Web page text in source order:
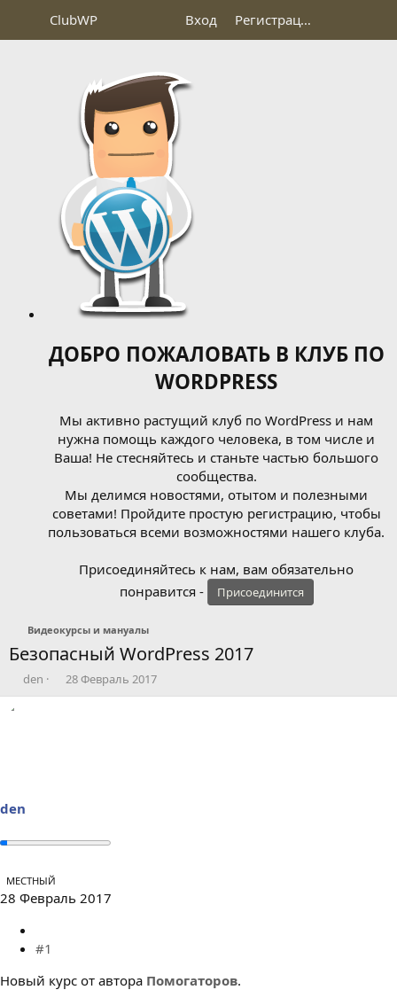
ClubWP Вход Регистрация
ДОБРО ПОЖАЛОВАТЬ В КЛУБ ПО
WORDPRESS
Мы активно растущий клуб по WordPress и нам
нужна помощь каждого человека, в том числе и
Ваша! Не стесняйтесь и станьте частью большого
сообщества.
Мы делимся новостями, отытом и полезными
советами! Пройдите простую регистрацию, чтобы
пользоваться всеми возможностями нашего клуба.
Присоединяйтесь к нам, вам обязательно
понравится -
Присоединится
Видеокурсы и мануалы
Безопасный WordPress 2017
А
в
ы
den
Д
а
28 Февраль 2017
den
МЕСТНЫЙ
28 Февраль 2017
#1
Новый курс от автора Помогаторов.